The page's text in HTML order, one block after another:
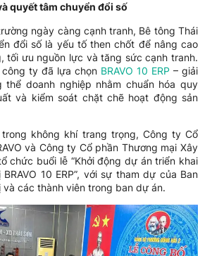
quyết tâm chuyển đổi số
ngày càng cạnh tranh, Bê tông Thái
đổi số là yếu tố then chốt để nâng cao
tối ưu nguồn lực và tăng sức cạnh tranh.
ty đã lựa chọn BRAVO 10 ERP – giải
thể doanh nghiệp nhằm chuẩn hóa quy
và kiểm soát chặt chẽ hoạt động sản
không khí trang trọng, Công ty Cổ
và Công ty Cổ phần Thương mại Xây
chức buổi lễ “Khởi động dự án triển khai
10 ERP”, với sự tham dự của Ban
và các thành viên trong ban dự án.